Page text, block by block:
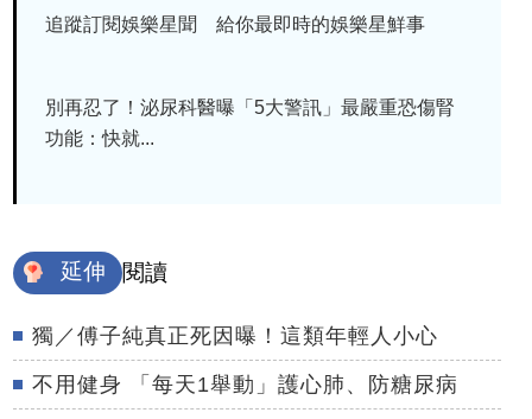
追蹤訂閱娛樂星聞 給你最即時的娛樂星鮮事
別再忍了！泌尿科醫曝「5大警訊」最嚴重恐傷腎
功能：快就...
延伸 閱讀
獨／傅子純真正死因曝！這類年輕人小心
不用健身 「每天1舉動」護心肺、防糖尿病